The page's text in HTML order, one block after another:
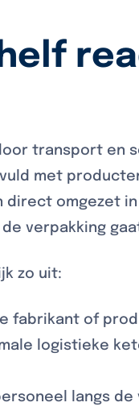
transport en
met
omgezet
verpakking
zo uit:
fabrikant of
logistieke
langs